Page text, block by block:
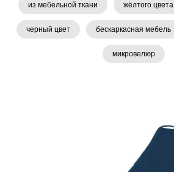
из мебельной ткани жёлтого цвета
черный цвет бескаркасная мебель
микровелюр